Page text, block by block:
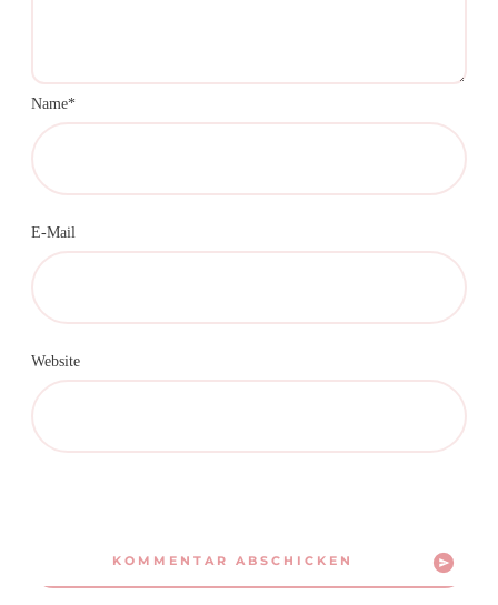
Name*
E-Mail
Website
KOMMENTAR ABSCHICKEN